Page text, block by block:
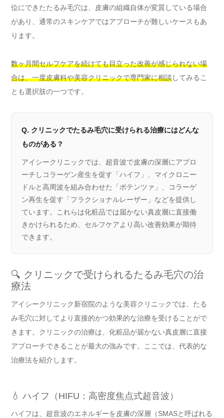
位にできたたるみ毛穴は、皮膚の組織自体が変質している場合
があり、通常のスキンケアではアプローチが難しいケースもあ
ります。
数ヶ月間セルフケアを続けても目立った改善が感じられない場
合は、一度皮膚科や美容クリニックで専門家に相談してみるこ
とも選択肢の一つです。
Q. クリニックでたるみ毛穴に受けられる治療にはどんな
ものがある？
アイシークリニックでは、超音波で皮膚の深層にアプロ
ーチしコラーゲン産生を促す「ハイフ」、マイクロニー
ドルと高周波を組み合わせた「ポテンツァ」、コラーゲ
ン再生を促す「フラクショナルレーザー」などを提供し
ています。これらは化粧品では届かない真皮層に直接働
きかけられるため、セルフケアより高い改善効果が期待
できます。
🔍 クリニックで受けられるたるみ毛穴の治
療法
アイシークリニック新宿院のような美容クリニックでは、たる
み毛穴に対してより直接的かつ効果的な治療を受けることがで
きます。クリニックの治療は、化粧品が届かない真皮層に直接
アプローチできることが最大の強みです。ここでは、代表的な
治療法を紹介します。
💧 ハイフ（HIFU：高密度焦点式超音波）
ハイフは、超音波のエネルギーを皮膚の深層（SMASと呼ばれる